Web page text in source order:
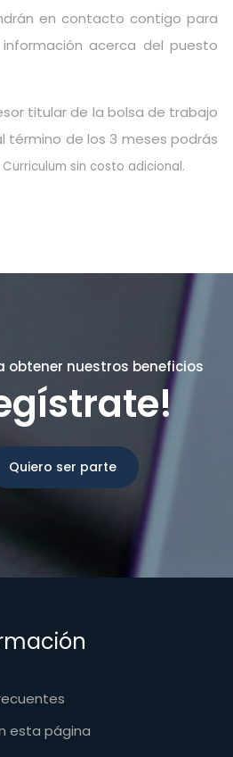
en contacto contigo para
acerca del puesto
titular de la bolsa de trabajo
término de los 3 meses podrás
sin costo adicional.
obtener nuestros beneficios
Quiero ser parte
esta página